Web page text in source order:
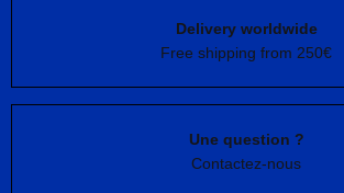
Delivery worldwide
Free shipping from 250€
Une question ?
Contactez-nous